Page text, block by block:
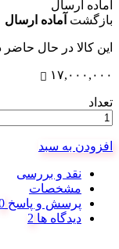
آماده ارسال
بازگشت آماده ارسال
این کالا در حال
۱۷,۰۰۰,۰۰۰
تعداد
افزودن به سبد
نقد و بررسی
مشخصات
پرسش و پاسخ
دیدگاه ها